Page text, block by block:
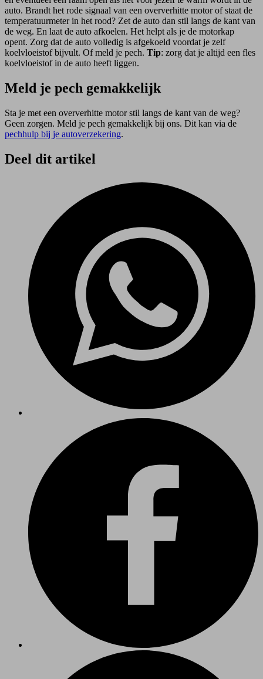
auto. Brandt het rode signaal van een oververhitte motor of staat de
temperatuurmeter in het rood? Zet de auto dan stil langs de kant van
de weg. En laat de auto afkoelen. Het helpt als je de motorkap
opent. Zorg dat de auto volledig is afgekoeld voordat je zelf
koelvloeistof bijvult. Of meld je pech. Tip: zorg dat je altijd een fles
koelvloeistof in de auto heeft liggen.
Meld je pech gemakkelijk
Sta je met een oververhitte motor stil langs de kant van de weg?
Geen zorgen. Meld je pech gemakkelijk bij ons. Dit kan via de
pechhulp bij je autoverzekering.
Deel dit artikel